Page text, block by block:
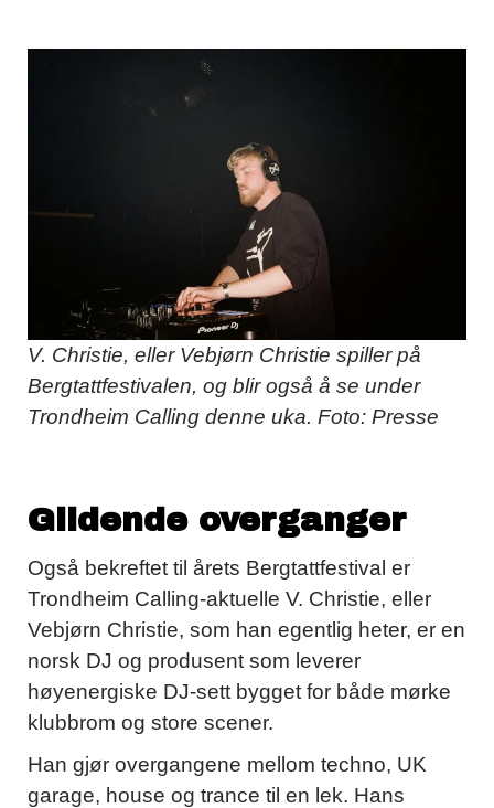
V. Christie, eller Vebjørn Christie spiller på
Bergtattfestivalen, og blir også å se under
Trondheim Calling denne uka. Foto: Presse
Glidende overganger
Også bekreftet til årets Bergtattfestival er
Trondheim Calling-aktuelle V. Christie, eller
Vebjørn Christie, som han egentlig heter, er en
norsk DJ og produsent som leverer
høyenergiske DJ-sett bygget for både mørke
klubbrom og store scener.
Han gjør overgangene mellom techno, UK
garage, house og trance til en lek. Hans